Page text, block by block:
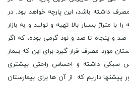
داشته باشد، این پارچه خواهد بود. در
متراژ بسیار بالا تهیه و تولید و به بازار
و پنجاه تا صد و نود گرمی بوده، که اگر
مورد مصرف قرار گیرد برای این که بیمار
سبکی داشته و احساس راحتی بیشتری
داریم که از آن ها برای بیمارستان